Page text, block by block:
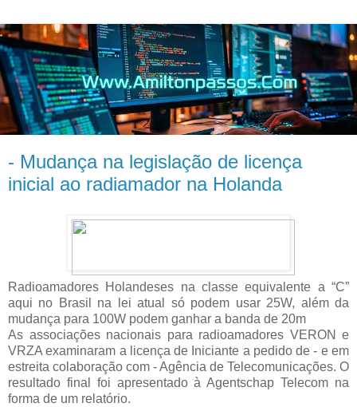
- Mudança na legislação de licença
inicial ao radiamador na Holanda
Radioamadores Holandeses na classe equivalente a “C”
aqui no Brasil na lei atual só podem usar 25W, além da
mudança para 100W podem ganhar a banda de 20m
As associações nacionais para radioamadores VERON e
VRZA examinaram a licença de Iniciante a pedido de - e em
estreita colaboração com - Agência de Telecomunicações. O
resultado final foi apresentado à Agentschap Telecom na
forma de um relatório.